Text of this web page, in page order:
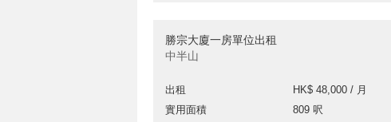
勝宗大廈一房單位出租
中半山
出租
HK$ 48,000 / 月
實用面積
809 呎